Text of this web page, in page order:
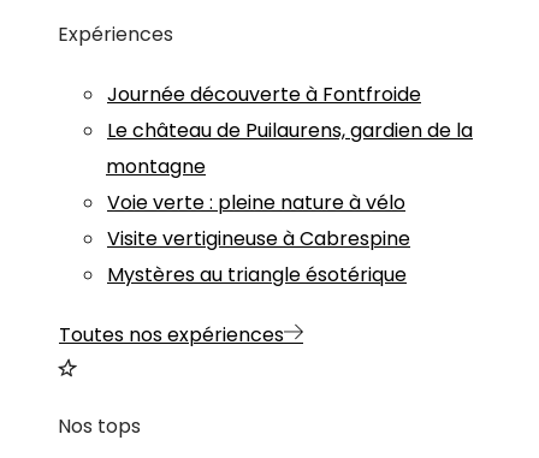
Expériences
Journée découverte à Fontfroide
Le château de Puilaurens, gardien de la
montagne
Voie verte : pleine nature à vélo
Visite vertigineuse à Cabrespine
Mystères au triangle ésotérique
Toutes nos expériences
Nos tops